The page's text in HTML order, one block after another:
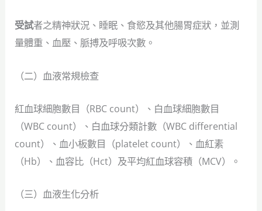
受試者之精神狀況、睡眠、食慾及其他腸胃症狀，並測
量體重、血壓、脈搏及呼吸次數。
（二）血液常規檢查
紅血球細胞數目（RBC count）、白血球細胞數目
（WBC count）、白血球分類計數（WBC differential
count）、血小板數目（platelet count）、血紅素
（Hb）、血容比（Hct）及平均紅血球容積（MCV）。
（三）血液生化分析